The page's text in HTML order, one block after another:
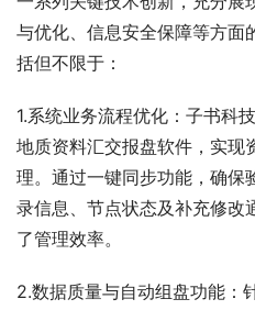
与优化、信息安全保障等方面
括但不限于：
1.系统业务流程优化：子书科
地质资料汇交报盘软件，实现
理。通过一键同步功能，确保
录信息、节点状态及补充修改
了管理效率。
2.数据质量与自动组盘功能：